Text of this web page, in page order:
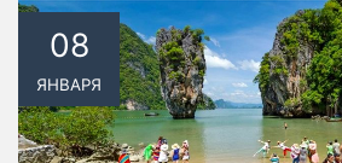
08
ЯНВАРЯ